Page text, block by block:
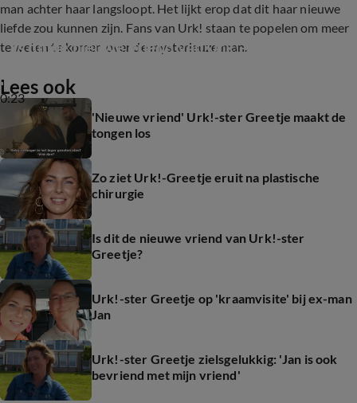
man achter haar langsloopt. Het lijkt erop dat dit haar nieuwe
liefde zou kunnen zijn. Fans van Urk! staan te popelen om meer
te weten te komen over de mysterieuze man.
0:23
Is dit de nieuwe vriend van Urk!-ster Greetje?
Lees ook
'Nieuwe vriend' Urk!-ster Greetje maakt de
tongen los
Zo ziet Urk!-Greetje eruit na plastische
chirurgie
Is dit de nieuwe vriend van Urk!-ster
Greetje?
Urk!-ster Greetje op 'kraamvisite' bij ex-man
Jan
Urk!-ster Greetje zielsgelukkig: 'Jan is ook
bevriend met mijn vriend'